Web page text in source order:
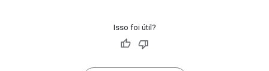
Isso foi útil?